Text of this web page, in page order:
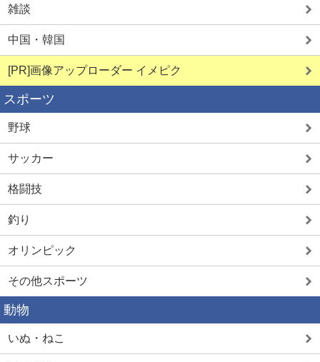
雑談
中国・韓国
[PR]画像アップローダー イメピク
スポーツ
野球
サッカー
格闘技
釣り
オリンピック
その他スポーツ
動物
いぬ・ねこ